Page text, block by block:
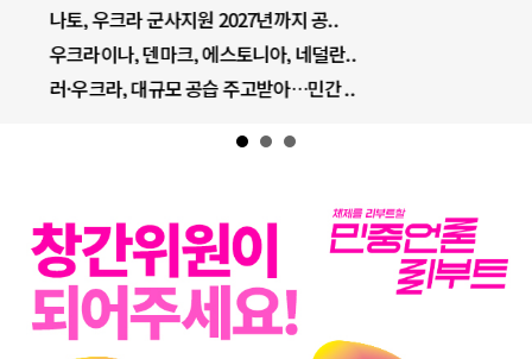
나토, 우크라 군사지원 2027년까지 공..
우크라이나, 덴마크, 에스토니아, 네덜란..
러·우크라, 대규모 공습 주고받아…민간 ..